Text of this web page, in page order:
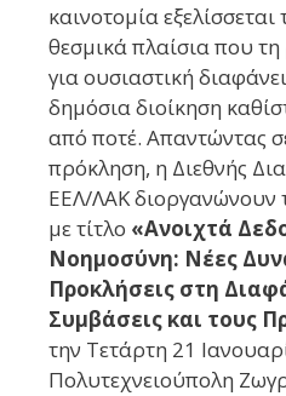
καινοτομία
θεσμικά πλαίσια που
για ουσιαστική
δημόσια διοίκηση
από ποτέ. Απαντώντας
πρόκληση, η Διεθνής
ΕΕΛ/ΛΑΚ διοργανώνουν
με τίτλο «Ανοιχτά
Νοημοσύνη: Νέες
Προκλήσεις στη
Συμβάσεις και τους
την Τετάρτη 21
Πολυτεχνειούπολη